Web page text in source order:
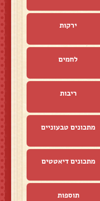
ירקות
לחמים
ריבות
מתכונים טבעוניים
מתכונים דיאטטים
תוספות